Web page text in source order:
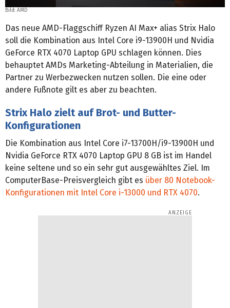
Bild: AMD
Das neue AMD-Flaggschiff Ryzen AI Max+ alias Strix Halo
soll die Kombination aus Intel Core i9-13900H und Nvidia
GeForce RTX 4070 Laptop GPU schlagen können. Dies
behauptet AMDs Marketing-Abteilung in Materialien, die
Partner zu Werbezwecken nutzen sollen. Die eine oder
andere Fußnote gilt es aber zu beachten.
Strix Halo zielt auf Brot- und Butter-
Konfigurationen
Die Kombination aus Intel Core i7-13700H/i9-13900H und
Nvidia GeForce RTX 4070 Laptop GPU 8 GB ist im Handel
keine seltene und so ein sehr gut ausgewähltes Ziel. Im
ComputerBase-Preisvergleich gibt es über 80 Notebook-
Konfigurationen mit Intel Core i-13000 und RTX 4070.